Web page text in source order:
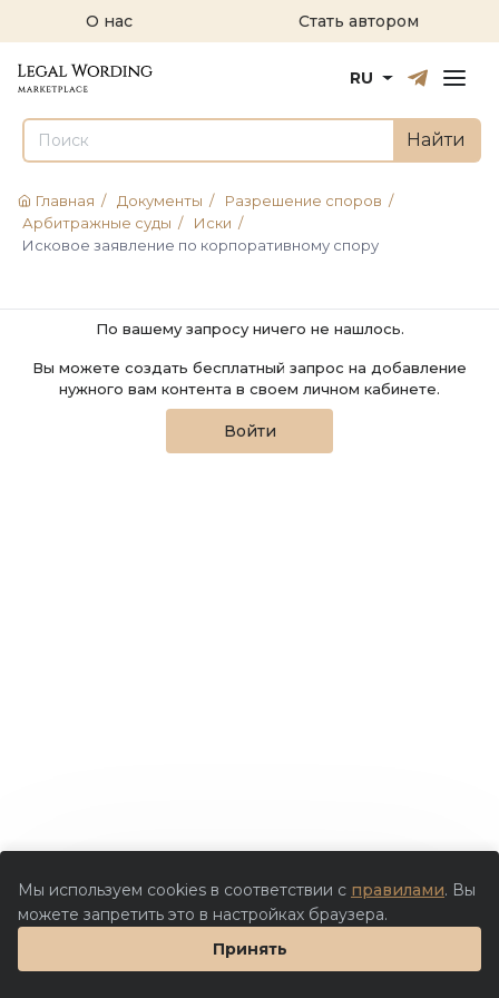
О нас Стать автором
РусскийEnglish
RU
Найти
Главная / Документы / Разрешение споров /
Арбитражные суды / Иски /
Исковое заявление по корпоративному спору
По вашему запросу ничего не нашлось.
Вы можете создать бесплатный запрос на добавление
нужного вам контента в своем личном кабинете.
Войти
Мы используем cookies в соответствии с правилами. Вы
можете запретить это в настройках браузера.
Принять